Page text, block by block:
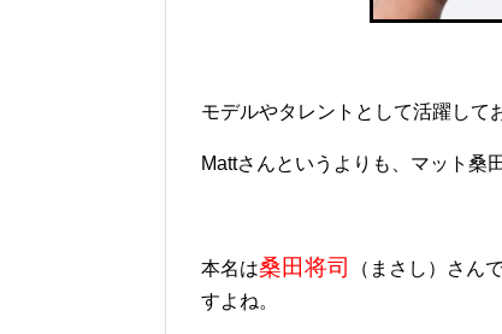
モデルやタレントとして活躍して
Mattさんというよりも、マット桑
本名は桑田将司
（まさし）さん
すよね。